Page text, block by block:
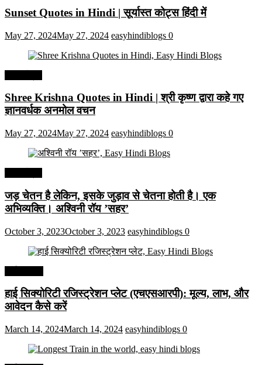
Sunset Quotes in Hindi | सूर्यास्त कोट्स हिंदी में
May 27, 2024May 27, 2024 easyhindiblogs 0
Shree Krishna Quotes in Hindi | श्री कृष्ण द्वारा कहे गए
ज्ञानवर्धक अनमोल वचन
May 27, 2024May 27, 2024 easyhindiblogs 0
जड़ चेतन है लेकिन, इसके जुड़ाव से चेतना होती है। एक
अभिव्यक्ति। अश्विनी रॉय ’सहर’
October 3, 2023October 3, 2023 easyhindiblogs 0
हाई सिक्योरिटी रजिस्ट्रेशन प्लेट (एचएसआरपी): मूल्य, लाभ, और
आवेदन कैसे करें
March 14, 2024March 14, 2024 easyhindiblogs 0